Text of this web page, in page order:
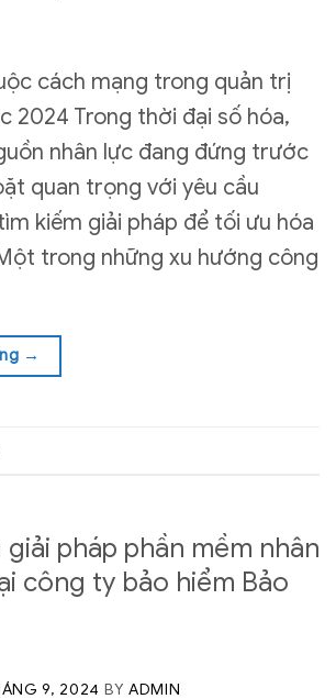
cách mạng trong quản trị
2024 Trong thời đại số hóa,
nhân lực đang đứng trước
quan trọng với yêu cầu
kiếm giải pháp để tối ưu hóa
trong những xu hướng công
→
pháp phần mềm nhân
công ty bảo hiểm Bảo
9, 2024 BYADMIN